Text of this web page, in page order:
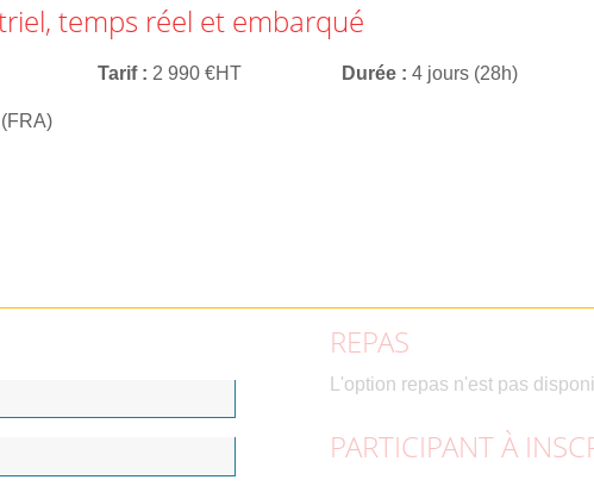
temps réel et embarqué
Tarif 2 990 €HT Durée 4 jours (28h)
REPAS
L'option repas n'est pas
PARTICIPANT À